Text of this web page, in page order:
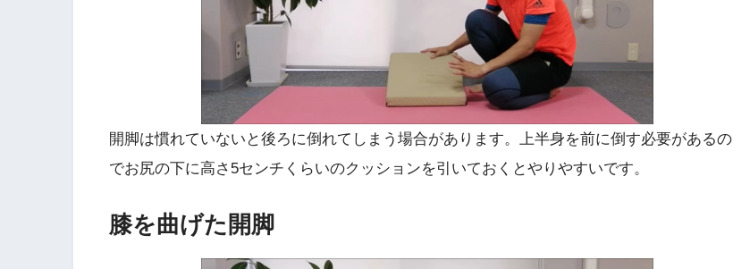
開脚は慣れていないと後ろに倒れてしまう場合があります。上半身を前に倒す必要があるの
でお尻の下に高さ5センチくらいのクッションを引いておくとやりやすいです。
膝を曲げた開脚